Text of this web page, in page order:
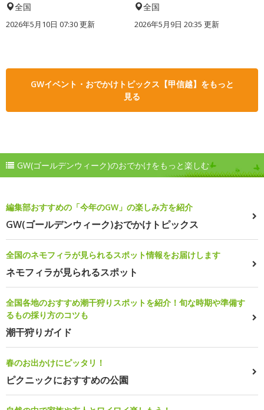
全国
2026年5月10日 07:30 更新
全国
2026年5月9日 20:35 更新
GWイベント・おでかけトピックス【甲信越】をもっと
見る
GW(ゴールデンウィーク)のおでかけをもっと楽しむ
編集部おすすめの「今年のGW」の楽しみ方を紹介
GW(ゴールデンウィーク)おでかけトピックス
全国のネモフィラが見られるスポット情報をお届けします
ネモフィラが見られるスポット
全国各地のおすすめ潮干狩りスポットを紹介！旬な時期や準備す
るもの採り方のコツも
潮干狩りガイド
春のお出かけにピッタリ！
ピクニックにおすすめの公園